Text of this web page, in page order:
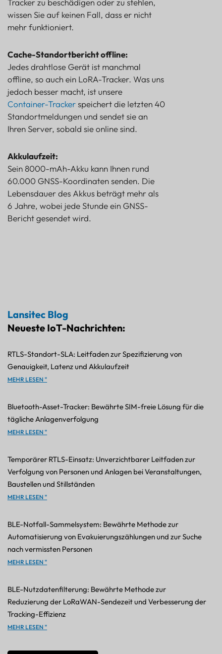
Tracker zu beschädigen oder zu stehlen,
wissen Sie auf keinen Fall, dass er nicht
mehr funktioniert.
Cache-Standortbericht offline:
Jedes drahtlose Gerät ist manchmal
offline, so auch ein LoRA-Tracker. Was uns
jedoch besser macht, ist unsere
Container-Trackerspeichert die letzten 40
Standortmeldungen und sendet sie an
Ihren Server, sobald sie online sind.
Akkulaufzeit:
Sein 8000-mAh-Akku kann Ihnen rund
60.000 GNSS-Koordinaten senden. Die
Lebensdauer des Akkus beträgt mehr als
6 Jahre, wobei jede Stunde ein GNSS-
Bericht gesendet wird.
Lansitec Blog
Neueste IoT-Nachrichten:
RTLS-Standort-SLA: Leitfaden zur Spezifizierung von
Genauigkeit, Latenz und Akkulaufzeit
MEHR LESEN "
Bluetooth-Asset-Tracker: Bewährte SIM-freie Lösung für die
tägliche Anlagenverfolgung
MEHR LESEN "
Temporärer RTLS-Einsatz: Unverzichtbarer Leitfaden zur
Verfolgung von Personen und Anlagen bei Veranstaltungen,
Baustellen und Stillständen
MEHR LESEN "
BLE-Notfall-Sammelsystem: Bewährte Methode zur
Automatisierung von Evakuierungszählungen und zur Suche
nach vermissten Personen
MEHR LESEN "
BLE-Nutzdatenfilterung: Bewährte Methode zur
Reduzierung der LoRaWAN-Sendezeit und Verbesserung der
Tracking-Effizienz
MEHR LESEN "